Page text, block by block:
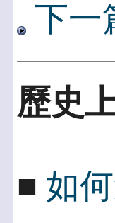
下一
歷史
■ 如